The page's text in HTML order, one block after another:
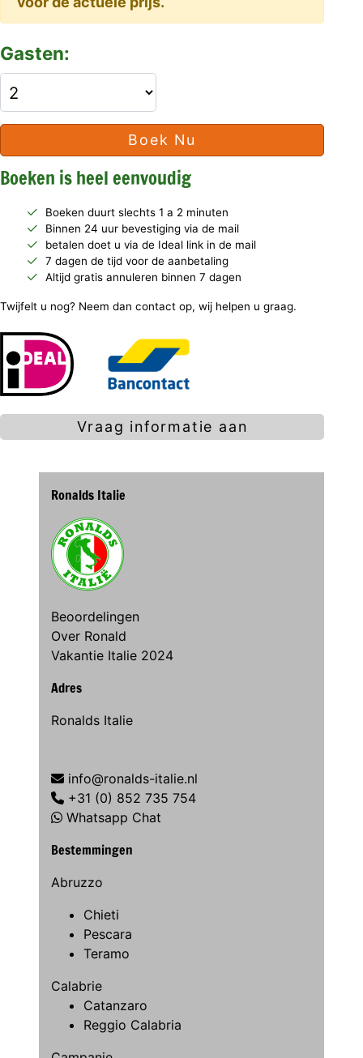
Gasten:
Boek Nu
Boeken is heel eenvoudig
Boeken duurt slechts 1 a 2 minuten
Binnen 24 uur bevestiging via de mail
betalen doet u via de Ideal link in de mail
7 dagen de tijd voor de aanbetaling
Altijd gratis annuleren binnen 7 dagen
Twijfelt u nog? Neem dan contact op, wij helpen u graag.
Vraag informatie aan
Ronalds Italie
Beoordelingen
Over Ronald
Vakantie Italie 2024
Adres
Ronalds Italie
info@ronalds-italie.nl
+31 (0) 852 735 754
Whatsapp Chat
Bestemmingen
Abruzzo
Chieti
Pescara
Teramo
Calabrie
Catanzaro
Reggio Calabria